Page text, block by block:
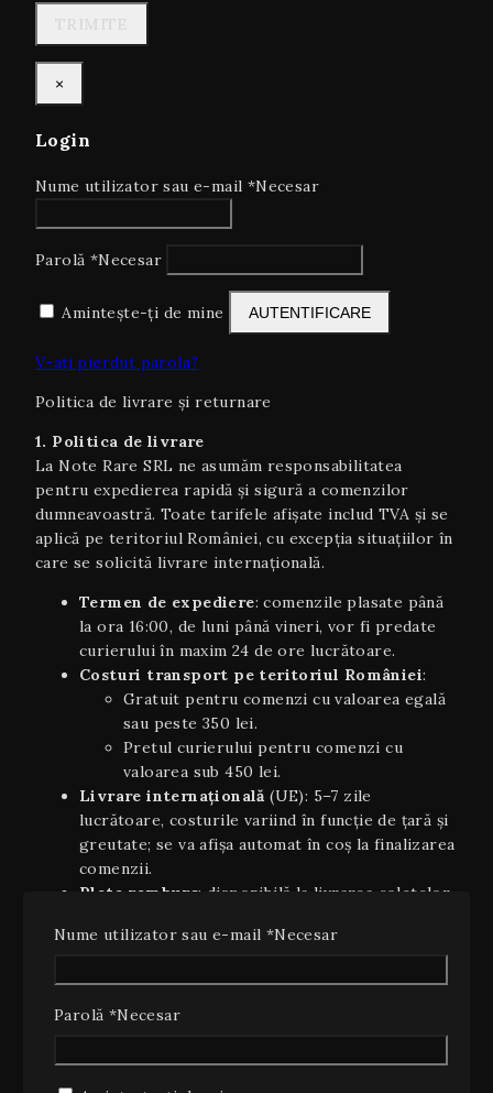
×
Login
Nume utilizator sau e-mail *Necesar
Parolă *Necesar
Amintește-ți de mine AUTENTIFICARE
V-ați pierdut parola?
Politica de livrare și returnare
1. Politica de livrare
La Note Rare SRL ne asumăm responsabilitatea
pentru expedierea rapidă și sigură a comenzilor
dumneavoastră. Toate tarifele afișate includ TVA și se
aplică pe teritoriul României, cu excepția situaţiilor în
care se solicită livrare internaţională.
Termen de expediere: comenzile plasate până
la ora 16:00, de luni până vineri, vor fi predate
curierului în maxim 24 de ore lucrătoare.
Costuri transport pe teritoriul României:
Gratuit pentru comenzi cu valoarea egală
sau peste 350 lei.
Pretul curierului pentru comenzi cu
valoarea sub 450 lei.
Livrare internaţională (UE): 5–7 zile
lucrătoare, costurile variind în funcție de țară și
greutate; se va afișa automat în coș la finalizarea
comenzii.
Plata ramburs: disponibilă la livrarea coletelor
de 10 lei (inclusiv TVA).
orientativi şi pot varia în funcție de stoc,
disponibilitatea curierului sau condiții
Nume utilizator sau e-mail *Necesar
Parolă *Necesar